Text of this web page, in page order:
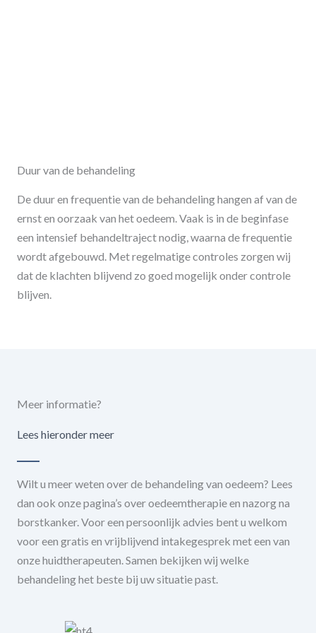
Duur van de behandeling
De duur en frequentie van de behandeling hangen af van de
ernst en oorzaak van het oedeem. Vaak is in de beginfase
een intensief behandeltraject nodig, waarna de frequentie
wordt afgebouwd. Met regelmatige controles zorgen wij
dat de klachten blijvend zo goed mogelijk onder controle
blijven.
Meer informatie?
Lees hieronder meer
Wilt u meer weten over de behandeling van oedeem? Lees
dan ook onze pagina’s over oedeemtherapie en nazorg na
borstkanker. Voor een persoonlijk advies bent u welkom
voor een gratis en vrijblijvend intakegesprek met een van
onze huidtherapeuten. Samen bekijken wij welke
behandeling het beste bij uw situatie past.